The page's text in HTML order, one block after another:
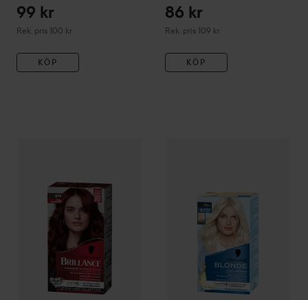
99 kr
Rek. pris 100 kr
Rekommenderat pris 100 kr
KÖP
86 kr
Rek. pris 109 kr
Rekommenderat pris 109 kr
KÖP